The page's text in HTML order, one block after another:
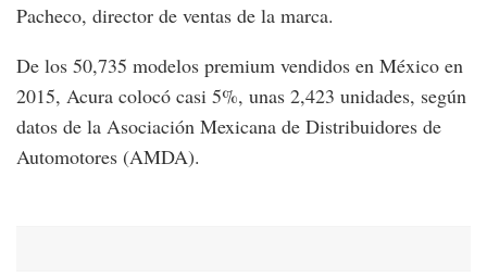
Pacheco, director de ventas de la marca.
De los 50,735 modelos premium vendidos en México en
2015, Acura colocó casi 5%, unas 2,423 unidades, según
datos de la Asociación Mexicana de Distribuidores de
Automotores (AMDA).